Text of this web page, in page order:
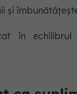
și
în echilibrul